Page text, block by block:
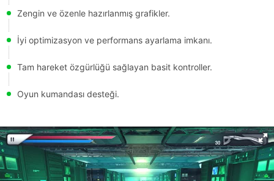
Zengin ve özenle hazırlanmış grafikler.
İyi optimizasyon ve performans ayarlama imkanı.
Tam hareket özgürlüğü sağlayan basit kontroller.
Oyun kumandası desteği.